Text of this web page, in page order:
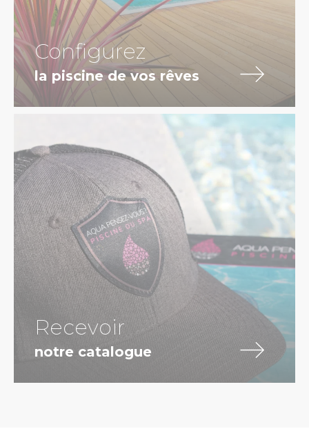
Configurez
la piscine de vos rêves
Recevoir
notre catalogue